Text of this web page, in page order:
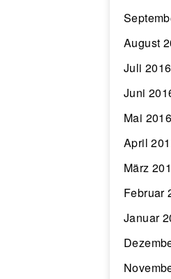
August
Juli 2016
Juni
Mai 2016
April
März
Februar
Januar